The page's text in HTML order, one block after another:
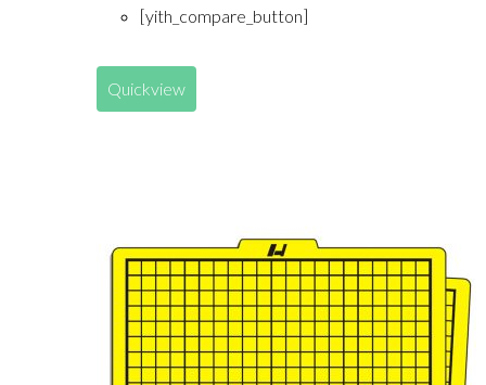
[yith_compare_button]
Quickview